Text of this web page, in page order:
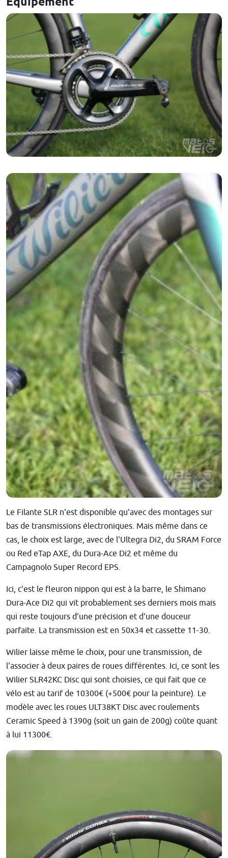
Le Filante SLR n'est disponible qu'avec des montages sur
bas de transmissions électroniques. Mais même dans ce
cas, le choix est large, avec de l'Ultegra Di2, du SRAM Force
ou Red eTap AXE, du Dura-Ace Di2 et même du
Campagnolo Super Record EPS.
Ici, c'est le fleuron nippon qui est à la barre, le Shimano
Dura-Ace Di2 qui vit probablement ses derniers mois mais
qui reste toujours d'une précision et d'une douceur
parfaite. La transmission est en 50x34 et cassette 11-30.
Wilier laisse même le choix, pour une transmission, de
l'associer à deux paires de roues différentes. Ici, ce sont les
Wilier SLR42KC Disc qui sont choisies, ce qui fait que ce
vélo est au tarif de 10300€ (+500€ pour la peinture). Le
modèle avec les roues ULT38KT Disc avec roulements
Ceramic Speed à 1390g (soit un gain de 200g) coûte quant
à lui 11300€.